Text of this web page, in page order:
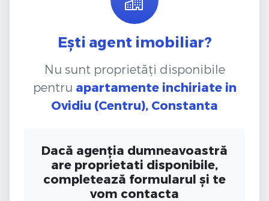
Ești agent imobiliar?
Nu sunt proprietăți disponibile
pentru apartamente inchiriate in
Ovidiu (Centru), Constanta
Dacă agenția dumneavoastră
are proprietati disponibile,
completează formularul și te
vom contacta